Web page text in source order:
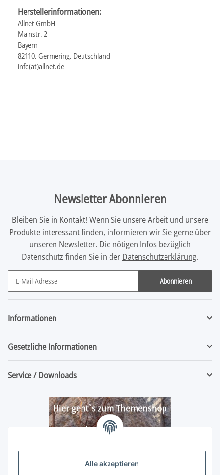
Alle akzeptieren
Herstellerinformationen:
Allnet GmbH
Mainstr. 2
Bayern
82110, Germering, Deutschland
info(at)allnet.de
Newsletter Abonnieren
Bleiben Sie in Kontakt! Wenn Sie unsere Arbeit und unsere
Produkte interessant finden, informieren wir Sie gerne über
unseren Newsletter. Die nötigen Infos bezüglich
Datenschutz finden Sie in der Datenschutzerklärung.
Abonnieren
Newsletter Abonnieren
Informationen
Gesetzliche Informationen
Service / Downloads